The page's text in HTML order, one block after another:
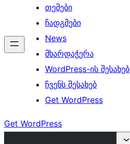
თემები
ჩადგმები
News
მხარდაჭერა
WordPress-ის შესახებ
ჩვენს შესახებ
Get WordPress
Get WordPress